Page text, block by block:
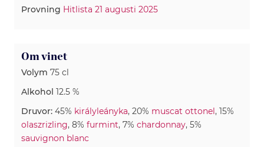
Provning Hitlista 21 augusti 2025
Om vinet
Volym 75 cl
Alkohol 12.5 %
Druvor: 45% királyleányka, 20% muscat ottonel , 15%
olaszrizling, 8% furmint, 7% chardonnay, 5%
sauvignon blanc